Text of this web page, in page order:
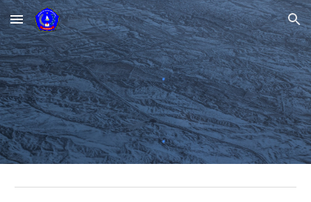
Skip to main content Skip to navigation